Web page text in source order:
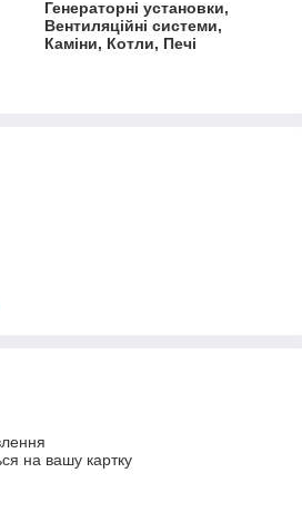
Генераторні установки,
Вентиляційні системи,
Каміни, Котли, Печі
на вашу картку